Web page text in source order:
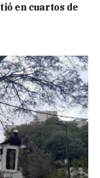
en cuartos de